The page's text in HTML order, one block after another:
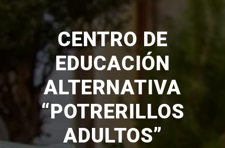
CENTRO DE
EDUCACIÓN
ALTERNATIVA
“POTRERILLOS
ADULTOS”